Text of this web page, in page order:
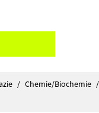
/ Chemie/Biochemie /